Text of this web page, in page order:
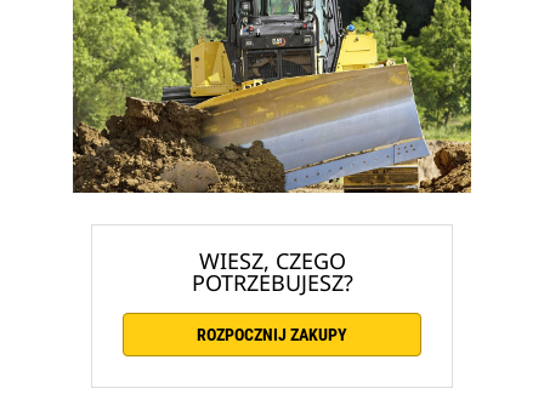
WIESZ, CZEGO
POTRZEBUJESZ?
ROZPOCZNIJ ZAKUPY